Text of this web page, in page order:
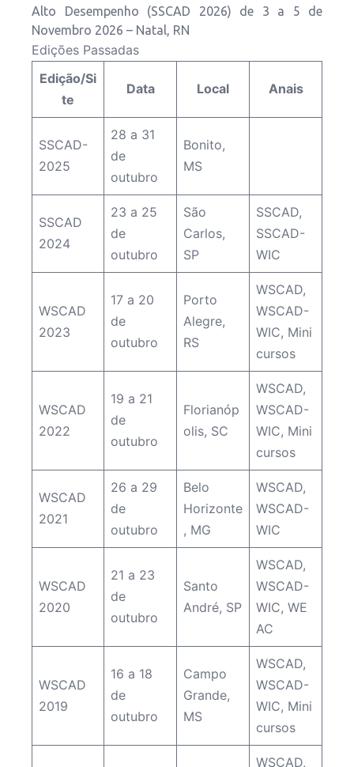
Alto Desempenho (SSCAD 2026) de 3 a 5 de
Novembro 2026 – Natal, RN
Edições Passadas
Edição/Si
te
Data Local Anais
SSCAD-
2025
28 a 31
de
outubro
Bonito,
MS
SSCAD
2024
23 a 25
de
outubro
São
Carlos,
SP
SSCAD,
SSCAD-
WIC
WSCAD
2023
17 a 20
de
outubro
Porto
Alegre,
RS
WSCAD,
WSCAD-
WIC, Mini
cursos
WSCAD
2022
19 a 21
de
outubro
Florianóp
olis, SC
WSCAD,
WSCAD-
WIC, Mini
cursos
WSCAD
2021
26 a 29
de
outubro
Belo
Horizonte
, MG
WSCAD,
WSCAD-
WIC
WSCAD
2020
21 a 23
de
outubro
Santo
André, SP
WSCAD,
WSCAD-
WIC, WE
AC
WSCAD
2019
16 a 18
de
outubro
Campo
Grande,
MS
WSCAD,
WSCAD-
WIC, Mini
cursos
WSCAD,